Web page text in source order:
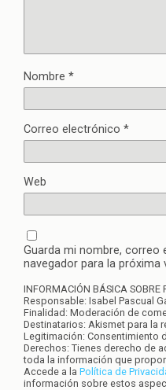
Nombre *
Correo electrónico *
Web
Guarda mi nombre, correo
navegador para la próxima
INFORMACIÓN BÁSICA SOBRE
Responsable: Isabel Pascual
Finalidad: Moderación de
Destinatarios: Akismet para la
Legitimación: Consentimiento
Derechos: Tienes derecho de
toda la información que
Accede a la Política de
información sobre estos